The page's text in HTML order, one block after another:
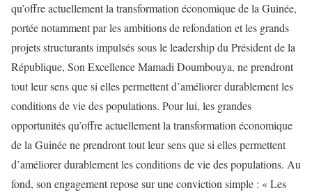
qu’offre actuellement la transformation économique de la Guinée,
portée notamment par les ambitions de refondation et les grands
projets structurants impulsés sous le leadership du Président de la
République, Son ExcellenceMamadi Doumbouya, ne prendront
tout leur sens que si elles permettent d’améliorer durablement les
conditions de vie des populations. Pour lui, les grandes
opportunités qu’offre actuellement la transformation économique
de la Guinée ne prendront tout leur sens que si ellespermettent
d’améliorer durablement les conditions de vie des populations. Au
fond, son engagement repose sur une conviction simple : « Les